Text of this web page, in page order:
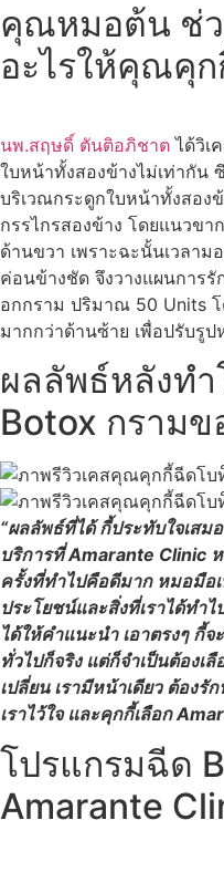
คุณหมอต้น ช่
อะไรให้คุณคุก
นพ.สฤษดิ์ ตันติอภิชาต ได้วิเ
ใบหน้าทั้งสองข้างไม่เท่ากัน
บริเวณกระดูกใบหน้าทั้งสอง
กรรไกรสองข้าง โดยแนวขา
ด้านขวา เพราะฉะนั้นเวลา
ค่อนข้างชัด จึงวางแผนการ
อกกราม ปริมาณ 50 Units
มากกว่าด้านซ้าย เพื่อปรับรู
ผลลัพธ์หลังท
Botox กราม
“ผลลัพธ์ที่ได้ กี้ประทับใจเสม
บริการที่ Amarante Clinic
ครั้งที่ทำไปคือดีมาก หมอมือ
ประโยชน์และสิ่งที่เราได้ทำ
ได้ให้คำแนะนำ เอาตรงๆ กี้
ทั่วไปก็จริง แต่ก็จำเป็นต้องเ
เปลี่ยน เรามีหน้าเดียว ต้อง
เราไว้ใจ และคุกกี้เลือก
โปรแกรมฉีด
Amarante